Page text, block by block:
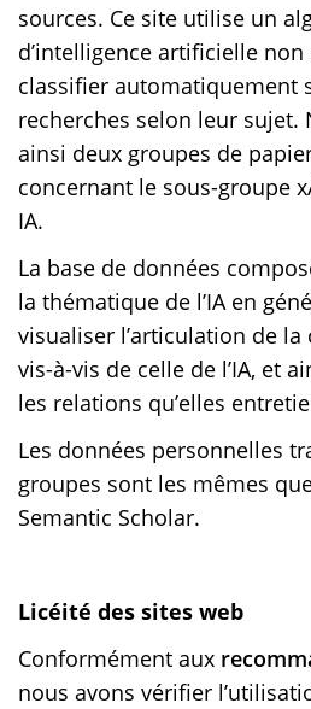
sources. Ce site utilise un
d’intelligence artificielle
classifier automatiquement
recherches selon leur sujet.
ainsi deux groupes de
concernant le sous-groupe
IA.
La base de données
la thématique de l’IA en
visualiser l’articulation de la
vis-à-vis de celle de l’IA, et
les relations qu’elles
Les données personnelles
groupes sont les mêmes
Semantic Scholar.
Licéité des sites web
Conformément aux
nous avons vérifier